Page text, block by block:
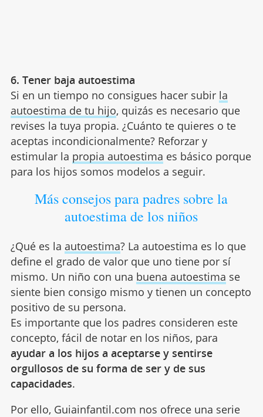
6. Tener baja autoestima
Si en un tiempo no consigues hacer subir la
autoestima de tu hijo, quizás es necesario que
revises la tuya propia. ¿Cuánto te quieres o te
aceptas incondicionalmente? Reforzar y
estimular la propia autoestima es básico porque
para los hijos somos modelos a seguir.
Más consejos para padres sobre la
autoestima de los niños
¿Qué es la autoestima? La autoestima es lo que
define el grado de valor que uno tiene por sí
mismo. Un niño con una buena autoestima se
siente bien consigo mismo y tienen un concepto
positivo de su persona.
Es importante que los padres consideren este
concepto, fácil de notar en los niños, para
ayudar a los hijos a aceptarse y sentirse
orgullosos de su forma de ser y de sus
capacidades.
Por ello, Guiainfantil.com nos ofrece una serie